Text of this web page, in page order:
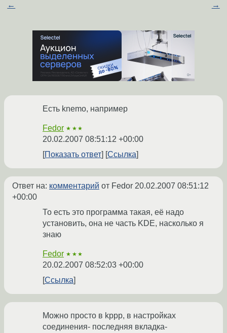
← →
Есть knemo, например
Fedor ★★★
20.02.2007 08:51:12 +00:00
Показать ответ
Ссылка
Ответ на: комментарий от Fedor 20.02.2007 08:51:12
+00:00
То есть это программа такая, её надо
установить, она не часть KDE, насколько я
знаю
Fedor ★★★
20.02.2007 08:52:03 +00:00
Ссылка
Можно просто в kppp, в настройках
соединения- последняя вкладка-